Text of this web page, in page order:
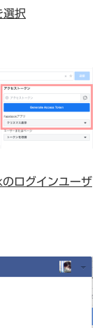
選択
ログインユーザ